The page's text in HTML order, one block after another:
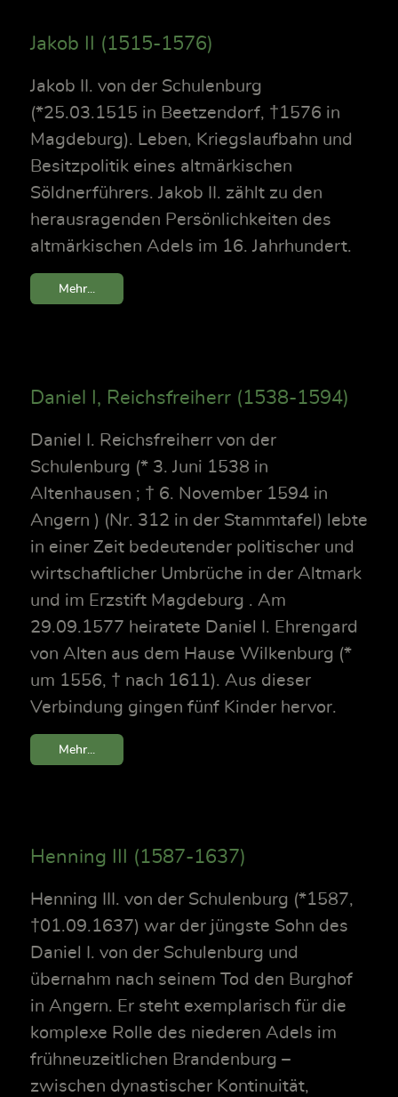
Jakob II (1515-1576)
Jakob II. von der Schulenburg
(*25.03.1515 in Beetzendorf, †1576 in
Magdeburg). Leben, Kriegslaufbahn und
Besitzpolitik eines altmärkischen
Söldnerführers. Jakob II. zählt zu den
herausragenden Persönlichkeiten des
altmärkischen Adels im 16. Jahrhundert.
Mehr...
Daniel I, Reichsfreiherr (1538-1594)
Daniel I. Reichsfreiherr von der
Schulenburg (* 3. Juni 1538 in
Altenhausen ; † 6. November 1594 in
Angern ) (Nr. 312 in der Stammtafel) lebte
in einer Zeit bedeutender politischer und
wirtschaftlicher Umbrüche in der Altmark
und im Erzstift Magdeburg . Am
29.09.1577 heiratete Daniel I. Ehrengard
von Alten aus dem Hause Wilkenburg (*
um 1556, † nach 1611). Aus dieser
Verbindung gingen fünf Kinder hervor.
Mehr...
Henning III (1587-1637)
Henning III. von der Schulenburg (*1587,
†01.09.1637) war der jüngste Sohn des
Daniel I. von der Schulenburg und
übernahm nach seinem Tod den Burghof
in Angern. Er steht exemplarisch für die
komplexe Rolle des niederen Adels im
frühneuzeitlichen Brandenburg –
zwischen dynastischer Kontinuität,